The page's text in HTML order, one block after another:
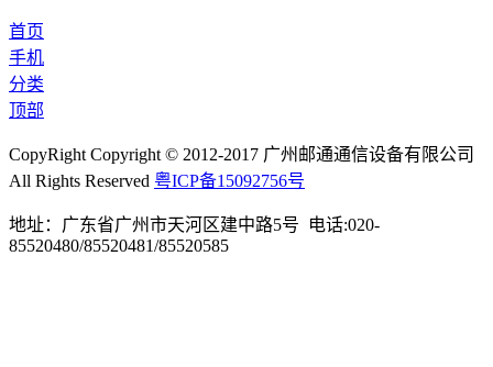
首页
手机
分类
顶部
CopyRight Copyright © 2012-2017 广州邮通通信设备有限公司
All Rights Reserved 粤ICP备15092756号
地址：广东省广州市天河区建中路5号 电话:020-
85520480/85520481/85520585